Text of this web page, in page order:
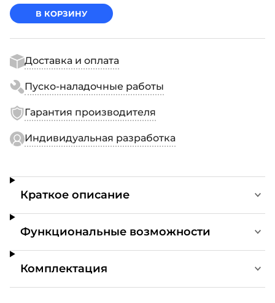
В КОРЗИНУ
Доставка и оплата
Пуско-наладочные работы
Гарантия производителя
Индивидуальная разработка
Краткое описание
Функциональные возможности
Комплектация